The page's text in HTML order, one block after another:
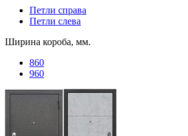
Петли справа
Петли слева
Ширина короба, мм.
860
960